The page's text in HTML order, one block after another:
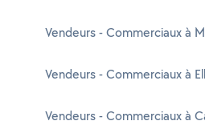
Vendeurs - Commerciaux à
Vendeurs - Commerciaux à
Vendeurs - Commerciaux à